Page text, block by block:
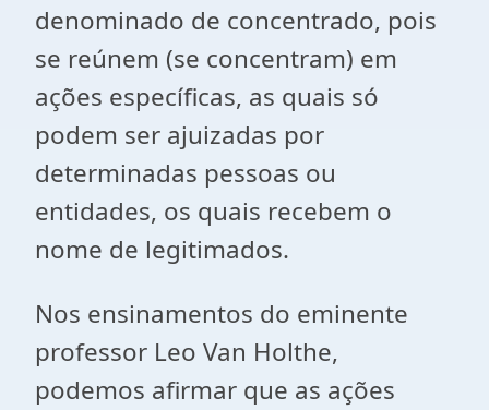
denominado de concentrado, pois
se reúnem (se concentram) em
ações específicas, as quais só
podem ser ajuizadas por
determinadas pessoas ou
entidades, os quais recebem o
nome de legitimados.
Nos ensinamentos do eminente
professor Leo Van Holthe,
podemos afirmar que as ações